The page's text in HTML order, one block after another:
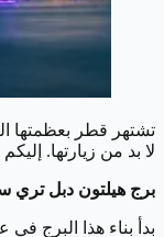
تشتهر قطر بعظمتها
لا بد من زيارتها.
برج هيلتون دبل تري